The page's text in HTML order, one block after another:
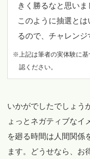
きく勝るなと思いま
このように抽選と
るので、チャレンジ
※上記は筆者の実体験に
認ください。
いかがでしたでしょう
ょっとネガティブなイ
を廻る時間は人間関係
ます。どうせなら、お